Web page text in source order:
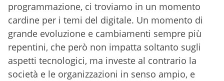
programmazione, ci troviamo in un momento
cardine per i temi del digitale. Un momento di
grande evoluzione e cambiamenti sempre più
repentini, che però non impatta soltanto sugli
aspetti tecnologici, ma investe al contrario la
società e le organizzazioni in senso ampio, e